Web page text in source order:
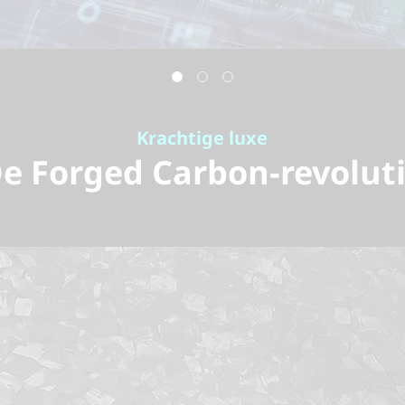
Krachtige luxe
Forged Carbon-